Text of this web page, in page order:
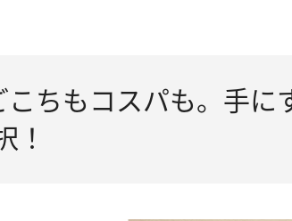
ちもコスパも。⼿に
！